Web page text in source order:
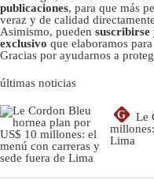
publicaciones, para que más
veraz y de calidad
Asimismo, pueden suscribirse
exclusivo que elaboramos
Gracias por ayudarnos a
últimas noticias
G
Le
Lima